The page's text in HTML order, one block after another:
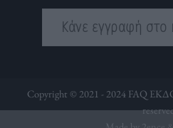
Κάνε εγγραφή
Copyright © 2021 - 2024 FAQ